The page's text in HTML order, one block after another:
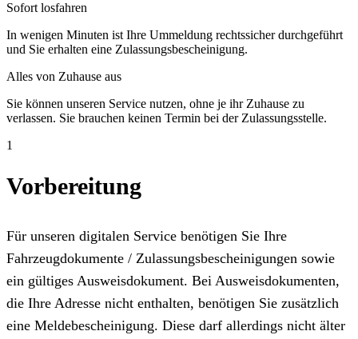
Sofort losfahren
In wenigen Minuten ist Ihre Ummeldung rechtssicher durchgeführt
und Sie erhalten eine Zulassungsbescheinigung.
Alles von Zuhause aus
Sie können unseren Service nutzen, ohne je ihr Zuhause zu
verlassen. Sie brauchen keinen Termin bei der Zulassungsstelle.
1
Vorbereitung
Für unseren digitalen Service benötigen Sie Ihre
Fahrzeugdokumente / Zulassungsbescheinigungen sowie
ein gültiges Ausweisdokument. Bei Ausweisdokumenten,
die Ihre Adresse nicht enthalten, benötigen Sie zusätzlich
eine Meldebescheinigung. Diese darf allerdings nicht älter